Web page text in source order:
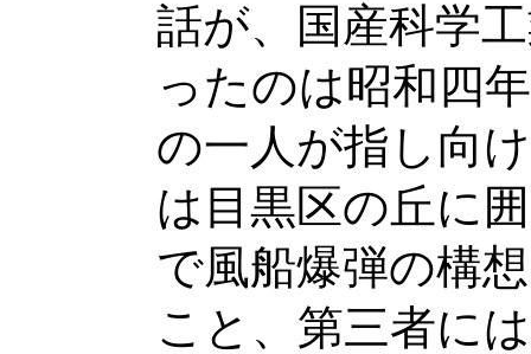
話が、国産科学
ったのは昭和四
の一人が指し向
は目黒区の丘に
で風船爆弾の構
こと、第三者に